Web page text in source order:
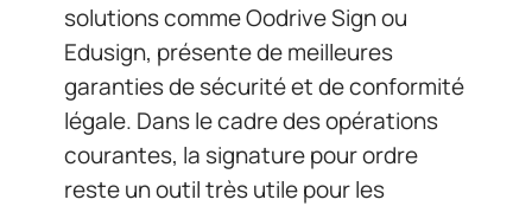
solutions comme Oodrive Sign ou
Edusign, présente de meilleures
garanties de sécurité et de conformité
légale. Dans le cadre des opérations
courantes, la signature pour ordre
reste un outil très utile pour les